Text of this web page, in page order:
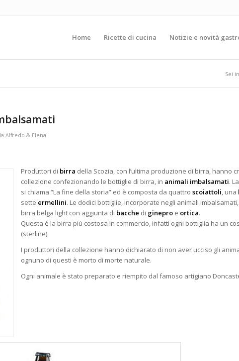
Home Ricette di cucina Notizie e novità
Sei
Alfredo & Elena
Produttori di birra della Scozia, con l’ultima produzione di birra, hanno
collezione confezionando le bottiglie di birra, in animali imbalsamati.
si chiama “La fine della storia” ed è composta da quattro scoiattoli, una
sette ermellini. Le dodici bottiglie, incorporate negli animali
birra belga light con aggiunta di bacche di ginepro e ortica.
Questa è la birra più costosa in commercio, infatti ogni bottiglia ha un
(sterline).
I produttori della collezione hanno dichiarato di non aver ucciso gli
ognuno di questi è morto di morte naturale.
Ogni animale è stato preparato e riempito dal famoso artigiano